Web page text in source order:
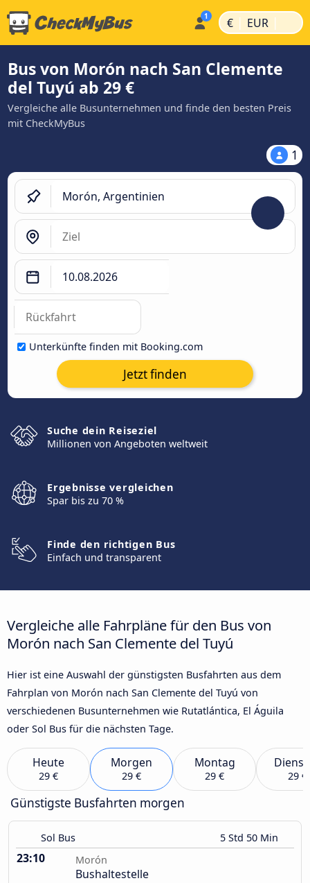
€ | EUR |
Bus von Morón nach San Clemente
del Tuyú ab 29 €
Vergleiche alle Busunternehmen und finde den besten Preis
mit CheckMyBus
1
Unterkünfte finden mit Booking.com
Jetzt finden
Suche dein Reiseziel
Millionen von Angeboten weltweit
Ergebnisse vergleichen
Spar bis zu 70 %
Finde den richtigen Bus
Einfach und transparent
Vergleiche alle Fahrpläne für den Bus von
Morón nach San Clemente del Tuyú
Hier ist eine Auswahl der günstigsten Busfahrten aus dem
Fahrplan von Morón nach San Clemente del Tuyú von
verschiedenen Busunternehmen wie Rutatlántica, El Águila
oder Sol Bus für die nächsten Tage.
Heute
29 €
Morgen
29 €
Montag
29 € 29 €
Günstigste Busfahrten morgen
Sol Bus 5 Std 50 Min
23:10 Morón
Bushaltestelle